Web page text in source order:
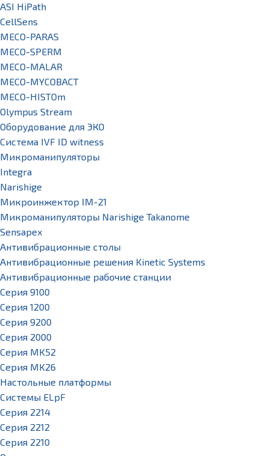
ASI HiPath
CellSens
MECO-PARAS
MECO-SPERM
MECO-MALAR
MECO-MYCOBACT
MECO-HISTOm
Olympus Stream
Оборудование для ЭКО
Система IVF ID witness
Микроманипуляторы
Integra
Narishige
Микроинжектор IM-21
Микроманипуляторы Narishige Takanome
Sensapex
Антивибрационные столы
Антивибрационные решения Kinetic Systems
Антивибрационные рабочие станции
Серия 9100
Серия 1200
Серия 9200
Серия 2000
Серия MK52
Серия MK26
Настольные платформы
Системы ELpF
Серия 2214
Серия 2212
Серия 2210